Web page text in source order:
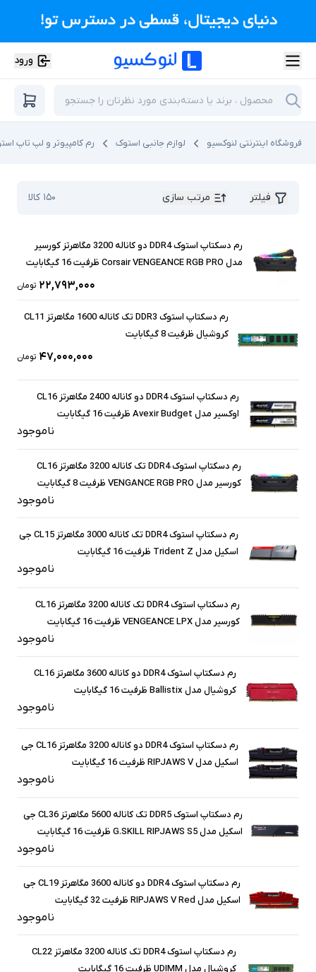
ورود
فروشگاه اینترنتی لنوکسیو لوازم جانبی استوک رم کامپیوتر و لپ تاپ
فیلتر مرتب سازی ۱۵۰ کالا
رم دسکتاپ استوک DDR4 دو کاناله 3200 مگاهرتز کورسیر
مدل Corsair VENGEANCE RGB PRO ظرفیت 16 گیگابایت
۲۲,۷۹۳,۰۰۰ تومان
رم دسکتاپ استوک DDR3 تک کاناله 1600 مگاهرتز CL11
کروشیال ظرفیت 8 گیگابایت
۴۷,۰۰۰,۰۰۰ تومان
رم دسکتاپ استوک DDR4 دو کاناله 2400 مگاهرتز CL16
اوکسیر مدل Avexir Budget ظرفیت 16 گیگابایت
ناموجود
رم دسکتاپ استوک DDR4 تک کاناله 3200 مگاهرتز CL16
کورسیر مدل VENGANCE RGB PRO ظرفیت 8 گیگابایت
ناموجود
رم دسکتاپ استوک DDR4 تک کاناله 3000 مگاهرتز CL15 جی
اسکیل مدل Trident Z ظرفیت 16 گیگابایت
ناموجود
رم دسکتاپ استوک DDR4 تک کاناله 3200 مگاهرتز CL16
کورسیر مدل VENGEANCE LPX ظرفیت 16 گیگابایت
ناموجود
رم دسکتاپ استوک DDR4 دو کاناله 3600 مگاهرتز CL16
کروشیال مدل Ballistix ظرفیت 16 گیگابایت
ناموجود
رم دسکتاپ استوک DDR4 دو کاناله 3200 مگاهرتز CL16 جی
اسکیل مدل RIPJAWS V ظرفیت 16 گیگابایت
ناموجود
رم دسکتاپ استوک DDR5 تک کاناله 5600 مگاهرتز CL36 جی
اسکیل مدل G.SKILL RIPJAWS S5 ظرفیت 16 گیگابایت
ناموجود
رم دسکتاپ استوک DDR4 دو کاناله 3600 مگاهرتز CL19 جی
اسکیل مدل RIPJAWS V Red ظرفیت 32 گیگابایت
ناموجود
رم دسکتاپ استوک DDR4 تک کاناله 3200 مگاهرتز CL22
کروشیال مدل UDIMM ظرفیت 16 گیگابایت